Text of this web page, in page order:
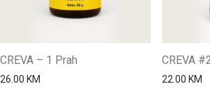
CREVA – 1 Prah
26.00 KM
CREVA
22.00 KM